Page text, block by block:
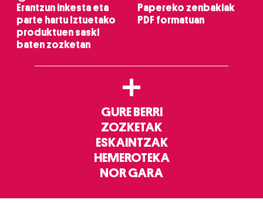
Erantzun inkesta eta
parte hartu Iztuetako
produktuen saski
baten zozketan
Papereko zenbakiak
PDF formatuan
+
GURE BERRI
ZOZKETAK
ESKAINTZAK
HEMEROTEKA
NOR GARA